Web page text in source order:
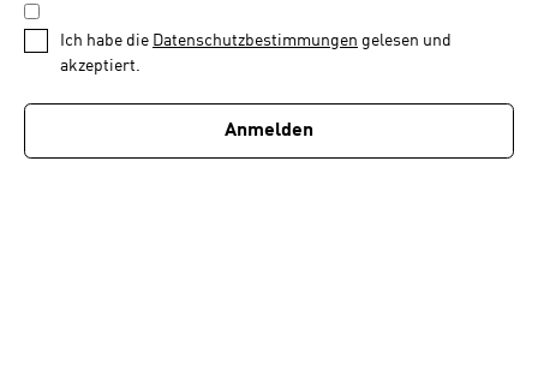
1
von
DATENSCHUTZBESTIMMUNGEN
*
Ich habe die Datenschutzbestimmungen gelesen und
akzeptiert.
Anmelden